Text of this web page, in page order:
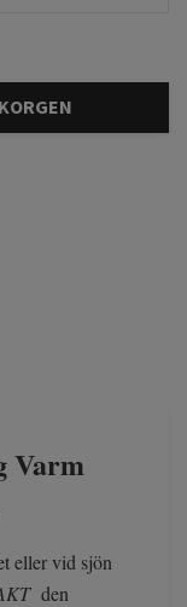
Varm
eller vid sjön
den